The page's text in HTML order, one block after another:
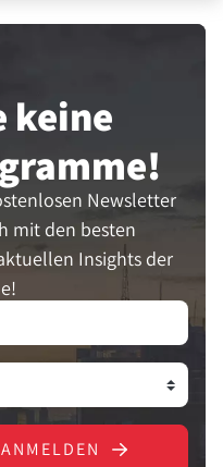
keine
Newsletter
mit den besten
Insights der